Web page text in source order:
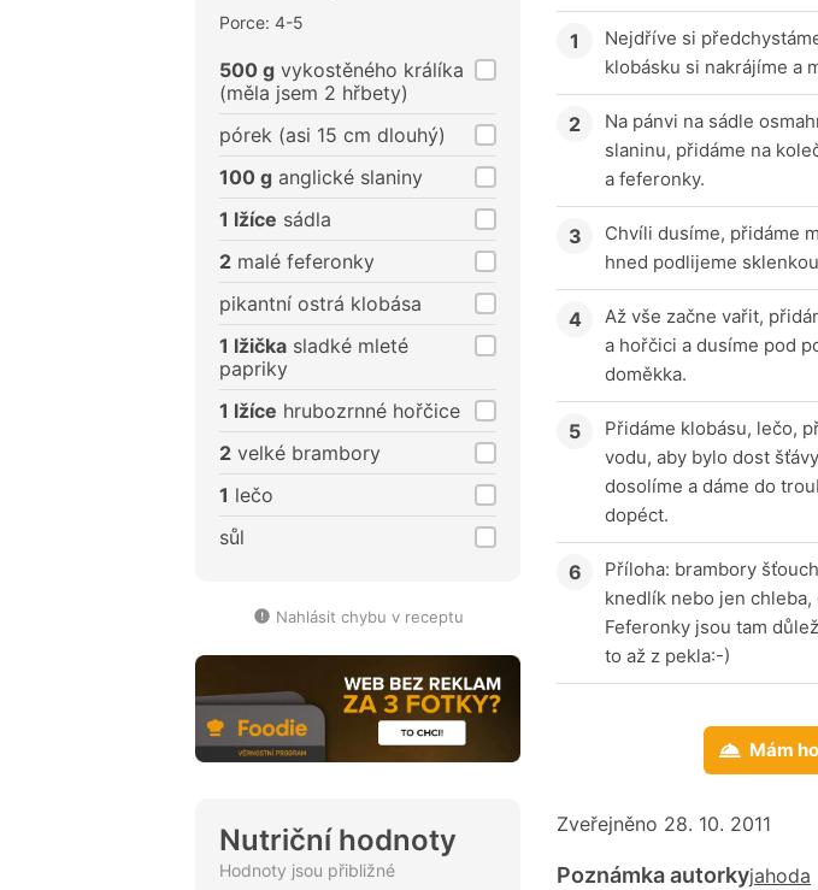
Porce: 4-5
500 g vykostěného králíka
(měla jsem 2 hřbety)
pórek (asi 15 cm dlouhý)
100 g anglické slaniny
1 lžíce sádla
2 malé feferonky
pikantní ostrá klobása
1 lžička sladké mleté
papriky
1 lžíce hrubozrnné hořčice
2 velké brambory
1 lečo
sůl
Nahlásit chybu v receptu
Nutriční hodnoty
Hodnoty jsou přibližné
Nejdříve si
klobásku si nakrájíme a
Na pánvi na sádle
slaninu, přidáme na
a feferonky.
Chvíli dusíme, přidáme
hned podlijeme
Až vše začne vařit,
a hořčici a dusíme pod
doměkka.
Přidáme klobásu, lečo,
vodu, aby bylo dost
dosolíme a dáme do
dopéct.
Příloha: brambory
knedlík nebo jen chleba,
Feferonky jsou tam
to až z pekla:-)
Mám
Zveřejněno 28. 10. 2011
Poznámka autorkyjahoda